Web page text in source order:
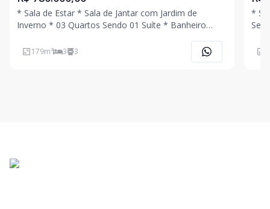
* Sala de Estar * Sala de Jantar com Jardim de
Inverno * 03 Quartos Sendo 01 Suíte * Banheiro
Churrasqueira * Banheiro Externo * Depósito * 02
179m² 3 3
*
Sendo